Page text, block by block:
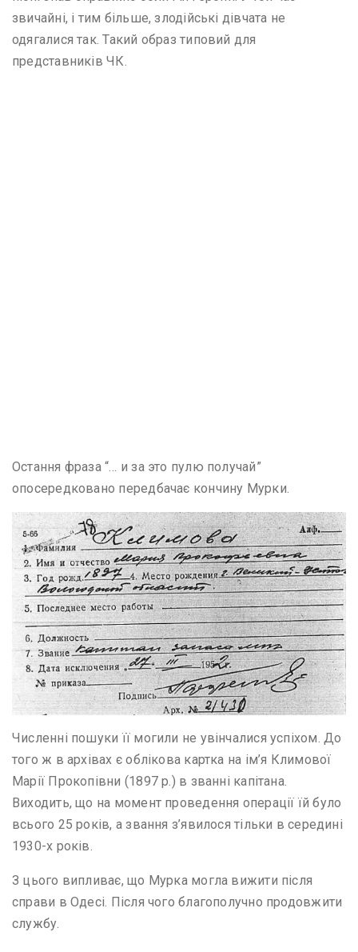
звичайні, і тим більше, злодійські дівчата не
одягалися так. Такий образ типовий для
представників ЧК.
Остання фраза “… и за это пулю получай”
опосередковано передбачає кончину Мурки.
Численні пошуки її могили не увінчалися успіхом. До
того ж в архівах є облікова картка на ім’я Климової
Марії Прокопівни (1897 р.) в званні капітана.
Виходить, що на момент проведення операції їй було
всього 25 років, а звання з’явилося тільки в середині
1930-х років.
З цього випливає, що Мурка могла вижити після
справи в Одесі. Після чого благополучно продовжити
службу.